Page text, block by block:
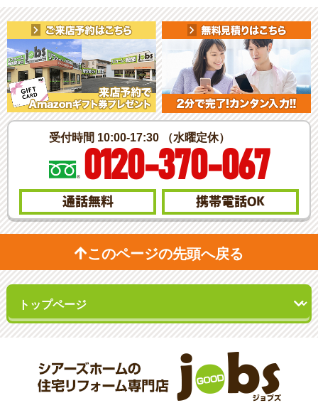
受付時間 10:00-17:30 （水曜定休）
0120-370-067
通話無料 携帯電話OK
このページの先頭へ戻る